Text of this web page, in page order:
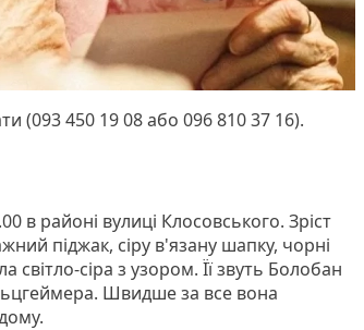
(093 450 19 08 або 096 810 37 16).
в районі вулиці Клосовського. Зріст
піджак, сіру в'язану шапку, чорні
світло-сіра з узором. Її звуть Болобан
Швидше за все вона